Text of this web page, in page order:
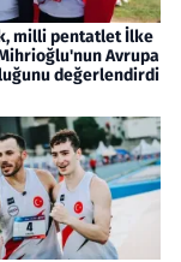
milli pentatlet İlke
Avrupa
değerlendirdi